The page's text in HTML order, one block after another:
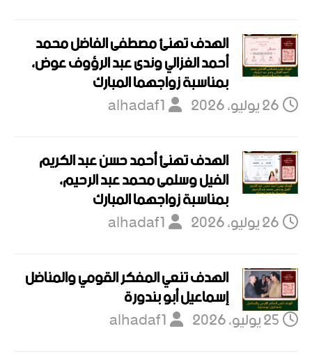
الهدف تهنئ مصطفى الفاضل محمد
أحمد الغزالي وندى عبد الرؤوف عوض،
بمناسبة زواجهما المبارك
26 يوليو، 2026
alhadaf1
الهدف تهنئ أحمد حسن عبد الكريم
الفيل وسلمى محمد عبد الرحيم،
بمناسبة زواجهما المبارك
26 يوليو، 2026
alhadaf1
الهدف تنعي المفكر القومي والمناضل
إسماعيل أبو بندورة
25 يوليو، 2026
alhadaf1